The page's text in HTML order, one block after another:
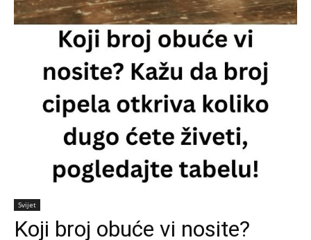
Svijet
Koji broj obuće vi nosite?